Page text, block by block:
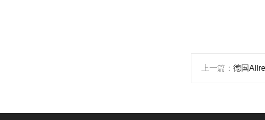
上一篇： 德国Allresist